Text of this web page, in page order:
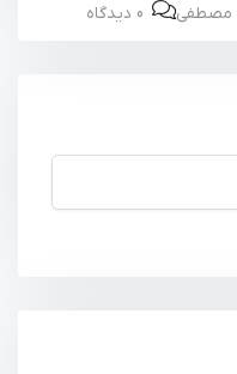
مصطفی 0 دیدگاه